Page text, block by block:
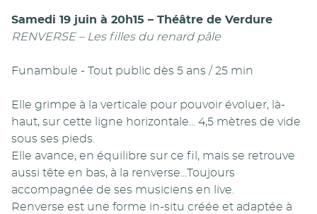
Samedi 19 juin à 20h15 – Théâtre de Verdure
RENVERSE – Les filles du renard pâle
Funambule - Tout public dès 5 ans / 25 min
Elle grimpe à la verticale pour pouvoir évoluer, là-
haut, sur cette ligne horizontale... 4,5 mètres de vide
sous ses pieds.
Elle avance, en équilibre sur ce fil, mais se retrouve
aussi tête en bas, à la renverse...Toujours
accompagnée de ses musiciens en live.
Renverse est une forme in-situ créée et adaptée à